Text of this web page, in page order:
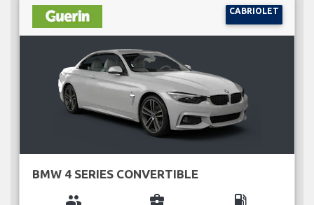
CABRIOLET
BMW 4 SERIES CONVERTIBLE
group business_center local_gas_station